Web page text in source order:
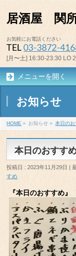
居酒屋 関
お気軽にお電話ください
TEL03-3872-
[月〜土] 16:30-23:30 LO
メニューを開く
お知らせ
HOME » お知らせ » 本日の
本日のおすす
投稿日 : 2023年11月29日
すめ
『本日のおすすめ』